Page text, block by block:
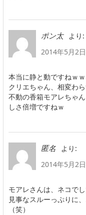
ポン太
より:
2014年5月2
本当に静と動ですねｗ
クリエちゃん、相変わ
不動の香箱モアレちゃ
しさ倍増ですねｗ
匿名
より:
2014年5月2
モアレさんは、ネコで
見事なスルーっぷりに
（笑）